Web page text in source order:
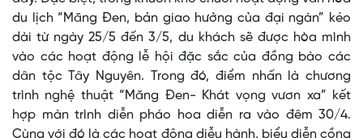
du lịch “Măng Đen, bản giao hưởng của đại ngàn” kéo
dài từ ngày 25/5 đến 3/5, du khách sẽ được hòa mình
vào các hoạt động lễ hội đặc sắc của đồng bào các
dân tộc Tây Nguyên. Trong đó, điểm nhấn là chương
trình nghệ thuật “Măng Đen- Khát vọng vươn xa” kết
hợp màn trình diễn pháo hoa diễn ra vào đêm 30/4.
Cùng với đó là các hoạt động diễu hành, biểu diễn cồng